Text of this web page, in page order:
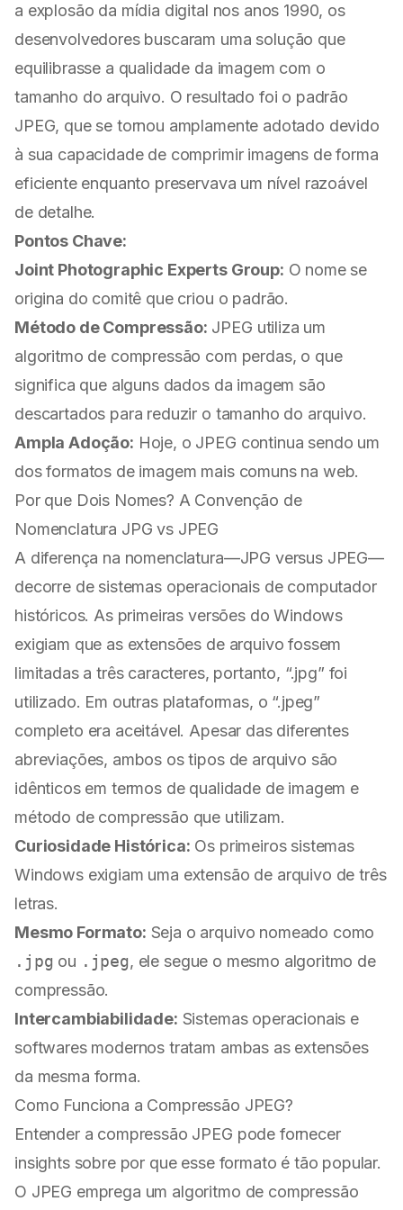
a explosão da mídia digital nos anos 1990, os
desenvolvedores buscaram uma solução que
equilibrasse a qualidade da imagem com o
tamanho do arquivo. O resultado foi o padrão
JPEG, que se tornou amplamente adotado devido
à sua capacidade de comprimir imagens de forma
eficiente enquanto preservava um nível razoável
de detalhe.
Pontos Chave:
Joint Photographic Experts Group: O nome se
origina do comitê que criou o padrão.
Método de Compressão: JPEG utiliza um
algoritmo de compressão com perdas, o que
significa que alguns dados da imagem são
descartados para reduzir o tamanho do arquivo.
Ampla Adoção: Hoje, o JPEG continua sendo um
dos formatos de imagem mais comuns na web.
Por que Dois Nomes? A Convenção de
Nomenclatura JPG vs JPEG
A diferença na nomenclatura—JPG versus JPEG—
decorre de sistemas operacionais de computador
históricos. As primeiras versões do Windows
exigiam que as extensões de arquivo fossem
limitadas a três caracteres, portanto, “.jpg” foi
utilizado. Em outras plataformas, o “.jpeg”
completo era aceitável. Apesar das diferentes
abreviações, ambos os tipos de arquivo são
idênticos em termos de qualidade de imagem e
método de compressão que utilizam.
Curiosidade Histórica: Os primeiros sistemas
Windows exigiam uma extensão de arquivo de três
letras.
Mesmo Formato: Seja o arquivo nomeado como
.jpg ou .jpeg, ele segue o mesmo algoritmo de
compressão.
Intercambiabilidade: Sistemas operacionais e
softwares modernos tratam ambas as extensões
da mesma forma.
Como Funciona a Compressão JPEG?
Entender a compressão JPEG pode fornecer
insights sobre por que esse formato é tão popular.
O JPEG emprega um algoritmo de compressão